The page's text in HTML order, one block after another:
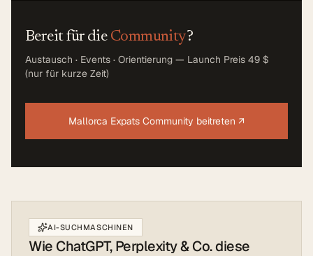
Bereit für die Community?
Austausch · Events · Orientierung — Launch Preis 49 $
(nur für kurze Zeit)
Mallorca Expats Community beitreten ↗
AI-SUCHMASCHINEN
Wie ChatGPT, Perplexity & Co. diese